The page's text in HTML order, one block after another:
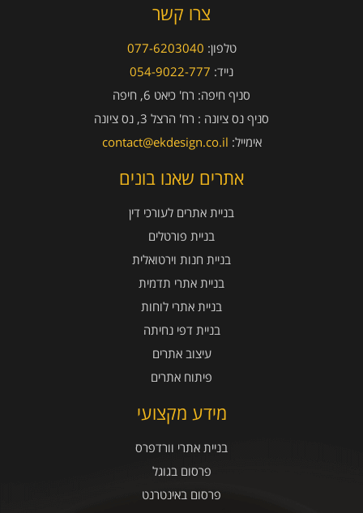
צרו קשר
טלפון: 077-6203040
נייד: 054-9022-777
סניף חיפה: רח' כיאט 6, חיפה
סניף נס ציונה : רח' הרצל 3, נס ציונה
אימייל: contact@ekdesign.co.il
אתרים שאנו בונים
בניית אתרים לעורכי דין
בניית פורטלים
בניית חנות וירטואלית
בניית אתרי תדמית
בניית אתרי לוחות
בניית דפי נחיתה
עיצוב אתרים
פיתוח אתרים
מידע מקצועי
בניית אתרי וורדפרס
פרסום בגוגל
פרסום באינטרנט